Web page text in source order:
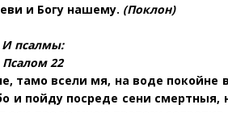
и Богу нашему. (Поклон)
И псалмы:
Псалом 22
тамо всели мя, на воде
и пойду посреде сени смертныя,